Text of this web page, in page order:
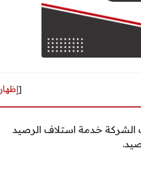
[إظهار
الشركة خدمة استلاف الرصيد